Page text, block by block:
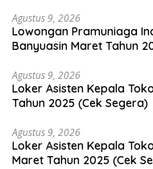
Agustus 9, 2026
Lowongan Pramuniaga
Banyuasin Maret Tahun
Agustus 9, 2026
Loker Asisten Kepala
Tahun 2025 (Cek Segera)
Agustus 9, 2026
Loker Asisten Kepala
Maret Tahun 2025 (Cek